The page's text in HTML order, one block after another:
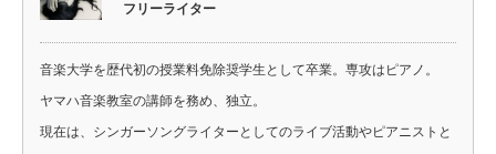
フリーライター
音楽大学を歴代初の授業料免除奨学生として卒業。専攻はピアノ。
ヤマハ音楽教室の講師を務め、独立。
現在は、シンガーソングライターとしてのライブ活動やピアニストと